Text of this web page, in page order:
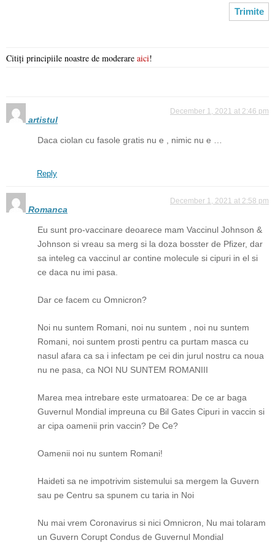
Citiți principiile noastre de moderare aici!
artistul
December 1, 2021 at 2:46 pm
Daca ciolan cu fasole gratis nu e , nimic nu e …
Reply
Romanca
December 1, 2021 at 2:58 pm
Eu sunt pro-vaccinare deoarece mam Vaccinul Johnson &
Johnson si vreau sa merg si la doza bosster de Pfizer, dar
sa inteleg ca vaccinul ar contine molecule si cipuri in el si
ce daca nu imi pasa.
Dar ce facem cu Omnicron?
Noi nu suntem Romani, noi nu suntem , noi nu suntem
Romani, noi suntem prosti pentru ca purtam masca cu
nasul afara ca sa i infectam pe cei din jurul nostru ca noua
nu ne pasa, ca NOI NU SUNTEM ROMANIII
Marea mea intrebare este urmatoarea: De ce ar baga
Guvernul Mondial impreuna cu Bil Gates Cipuri in vaccin si
ar cipa oamenii prin vaccin? De Ce?
Oamenii noi nu suntem Romani!
Haideti sa ne impotrivim sistemului sa mergem la Guvern
sau pe Centru sa spunem cu taria in Noi
Nu mai vrem Coronavirus si nici Omnicron, Nu mai tolaram
un Guvern Corupt Condus de Guvernul Mondial